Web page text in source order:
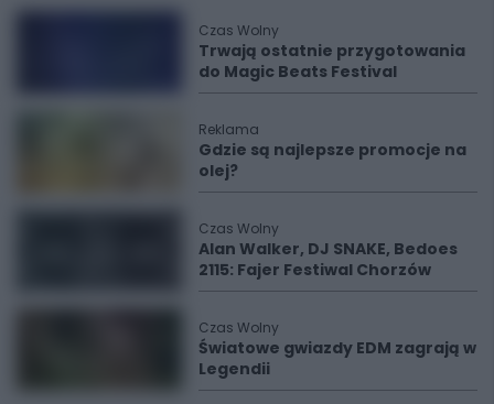
Czas Wolny
Trwają ostatnie przygotowania
do Magic Beats Festival
Reklama
Gdzie są najlepsze promocje na
olej?
Czas Wolny
Alan Walker, DJ SNAKE, Bedoes
2115: Fajer Festiwal Chorzów
Czas Wolny
Światowe gwiazdy EDM zagrają w
Legendii